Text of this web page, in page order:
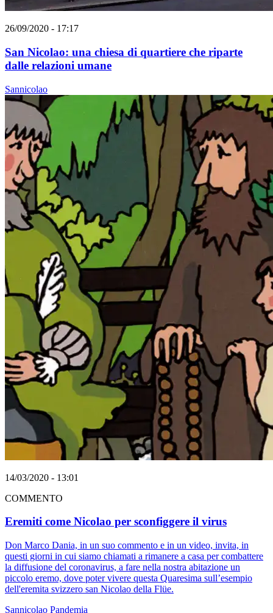
26/09/2020 - 17:17
San Nicolao: una chiesa di quartiere che riparte
dalle relazioni umane
Sannicolao
14/03/2020 - 13:01
COMMENTO
Eremiti come Nicolao per sconfiggere il virus
Don Marco Dania, in un suo commento e in un video, invita, in
questi giorni in cui siamo chiamati a rimanere a casa per combattere
la diffusione del coronavirus, a fare nella nostra abitazione un
piccolo eremo, dove poter vivere questa Quaresima sull’esempio
dell'eremita svizzero san Nicolao della Flüe.
Sannicolao Pandemia